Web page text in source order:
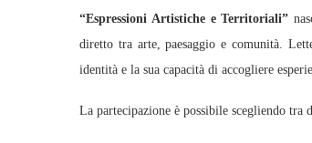
“Espressioni Artistiche e Territoriali”
diretto tra arte, paesaggio e comunità.
identità e la sua capacità di accogliere
La partecipazione è possibile scegliendo tra